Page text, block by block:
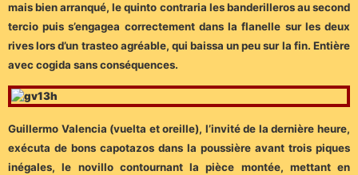
mais bien arranqué, le quinto contraria les banderilleros au second
tercio puis s’engagea correctement dans la flanelle sur les deux
rives lors d’un trasteo agréable, qui baissa un peu sur la fin. Entière
avec cogida sans conséquences.
Guillermo Valencia (vuelta et oreille), l’invité de la dernière heure,
exécuta de bons capotazos dans la poussière avant trois piques
inégales, le novillo contournant la pièce montée, mettant en